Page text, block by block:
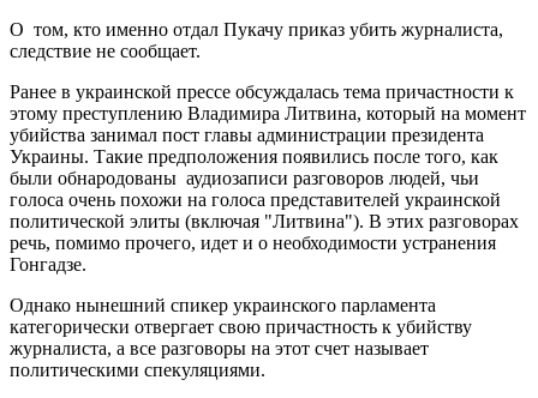
О том, кто именно отдал Пукачу приказ убить журналиста,
следствие не сообщает.
Ранее в украинской прессе обсуждалась тема причастности к
этому преступлению Владимира Литвина, который на момент
убийства занимал пост главы администрации президента
Украины. Такие предположения появились после того, как
были обнародованы аудиозаписи разговоров людей, чьи
голоса очень похожи на голоса представителей украинской
политической элиты (включая "Литвина"). В этих разговорах
речь, помимо прочего, идет и о необходимости устранения
Гонгадзе.
Однако нынешний спикер украинского парламента
категорически отвергает свою причастность к убийству
журналиста, а все разговоры на этот счет называет
политическими спекуляциями.